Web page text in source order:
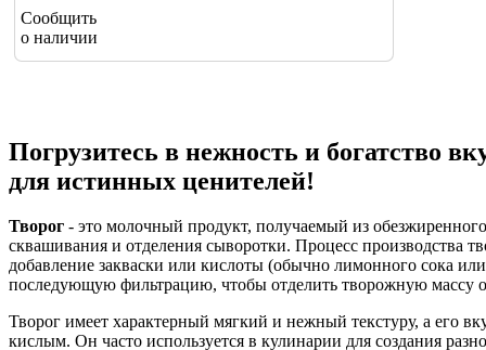
Сообщить
о наличии
Погрузитесь в нежность и богатство
для истинных ценителей!
Творог - это молочный продукт, получаемый из
сквашивания и отделения сыворотки. Процесс производства
добавление закваски или кислоты (обычно лимонного сока
последующую фильтрацию, чтобы отделить творожную массу
Творог имеет характерный мягкий и нежный текстуру, а его
кислым. Он часто используется в кулинарии для создания